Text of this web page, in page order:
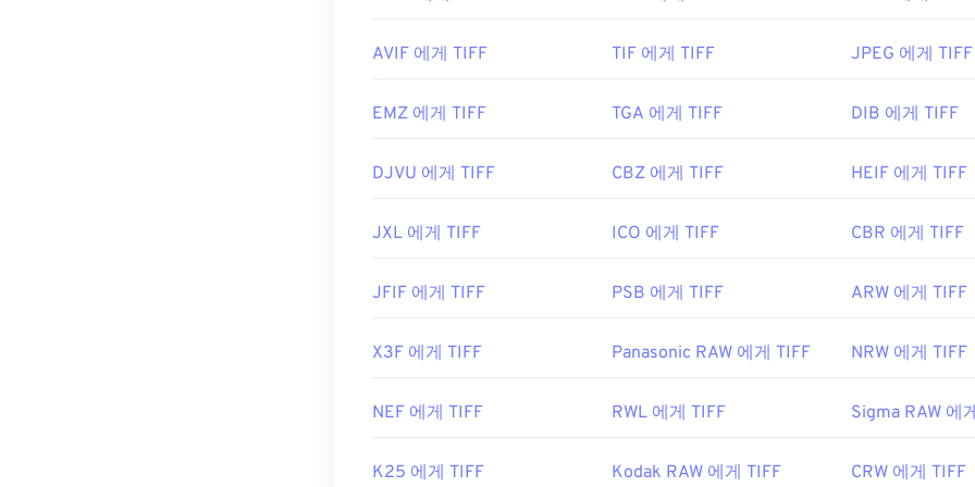
유용한 링크:
AVIF 에게 TIFF TIF 에게 TIFF JPEG 에게 TIFF
EMZ 에게 TIFF TGA 에게 TIFF DIB 에게 TIFF
DJVU 에게 TIFF CBZ 에게 TIFF HEIF 에게 TIFF
JXL 에게 TIFF ICO 에게 TIFF CBR 에게 TIFF
JFIF 에게 TIFF PSB 에게 TIFF ARW 에게 TIFF
X3F 에게 TIFF Panasonic RAW 에게 TIFF NRW 에게 TIFF
NEF 에게 TIFF RWL 에게 TIFF Sigma RAW 에
K25 에게 TIFF Kodak RAW 에게 TIFF CRW 에게 TIFF